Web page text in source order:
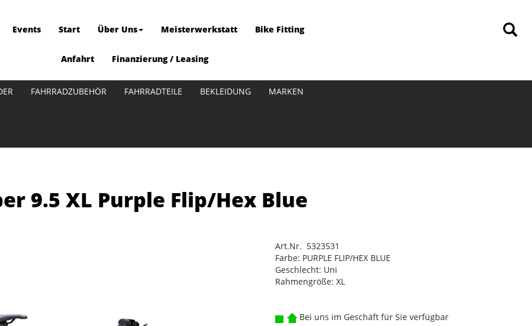
Events Start Über Uns Meisterwerkstatt Bike Fitting
Anfahrt Finanzierung / Leasing
FAHRRADZUBEHÖR FAHRRADTEILE BEKLEIDUNG MARKEN
9.5 XL Purple Flip/Hex Blue
Art.Nr. 5323531
Farbe: PURPLE FLIP/HEX BLUE
Geschlecht: Uni
Rahmengröße: XL
Bei uns im Geschäft für Sie verfügbar